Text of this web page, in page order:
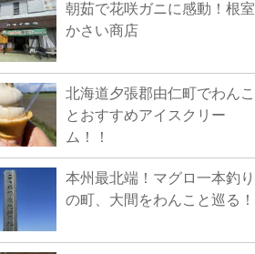
朝茹で花咲ガニに感動！根室
かさい商店
北海道夕張郡由仁町でわんこ
とおすすめアイスクリー
ム！！
本州最北端！マグロ一本釣り
の町、大間をわんこと巡る！